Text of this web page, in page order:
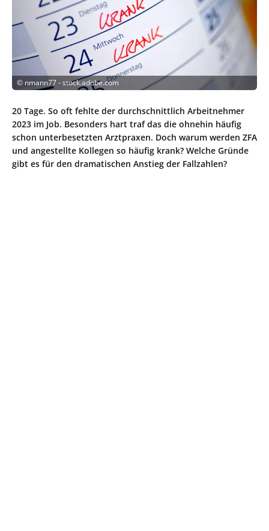
© nmann77 - stock.adobe.com
20 Tage. So oft fehlte der durchschnittlich Arbeitnehmer
2023 im Job. Besonders hart traf das die ohnehin häufig
schon unterbesetzten Arztpraxen. Doch warum werden ZFA
und angestellte Kollegen so häufig krank? Welche Gründe
gibt es für den dramatischen Anstieg der Fallzahlen?